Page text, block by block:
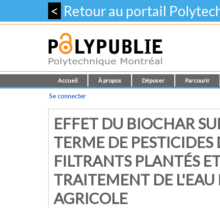
< Retour au portail
Accueil À propos Déposer Parcourir
Se connecter
EFFET DU BIOCHAR
TERME DE
FILTRANTS PLANTÉS
TRAITEMENT DE L'EAU
AGRICOLE